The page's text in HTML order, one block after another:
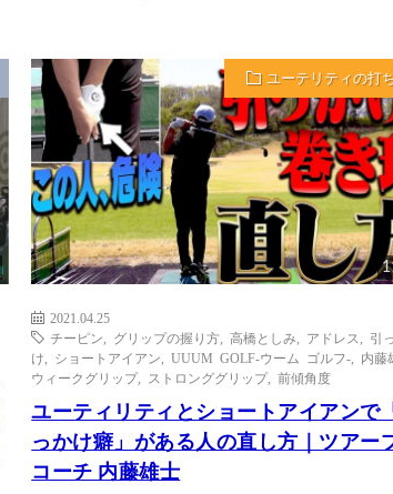
ユーテリティの打
2021.04.25
チーピン
グリップの握り方 ,高橋としみ アドレス
引
け
ショートアイアン ,UUUM GOLF-ウーム ゴルフ- 内藤
ウィークグリップ, ストロンググリップ,前傾角度
ユーティリティとショートアイアンで
っかけ癖」がある人の直し方｜ツアー
コーチ 内藤雄士